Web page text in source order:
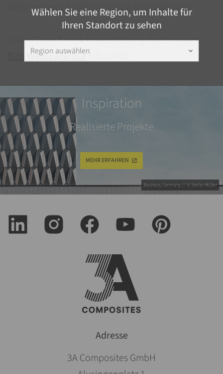
Wählen Sie eine Region, um Inhalte für
Ihren Standort zu sehen
Region auswählen keyboard_arrow_down
Verbraucherschlichtungsstelle teilzunehmen.
Vielen Dank für die Unterstützung durch unsere
B2B WerbeagenturNEULAND.
Bauhaus, Germany // © Stefan Müller
Inspiration
Realisierte Projekte
MEHR ERFAHREN
Adresse
3A Composites GmbH